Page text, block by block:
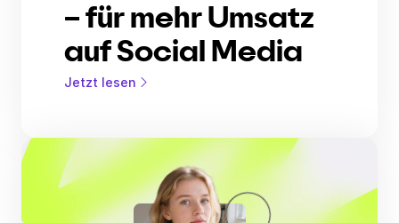
– für mehr Umsatz
auf Social Media
Jetzt lesen